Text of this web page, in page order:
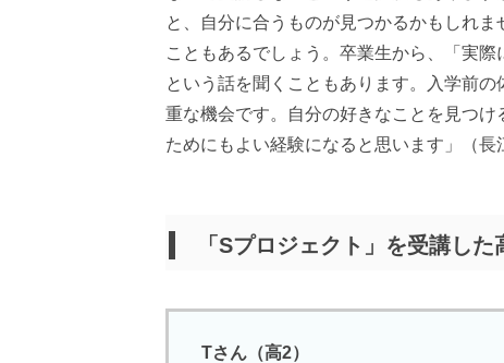
と、自分に合うものが見つかるかもしれ
こともあるでしょう。卒業生から、「実
という話を聞くこともあります。入学前
重な機会です。自分の好きなことを見つ
ためにもよい経験になると思います」（長
「Sプロジェクト」を受講し
Tさん（高2）